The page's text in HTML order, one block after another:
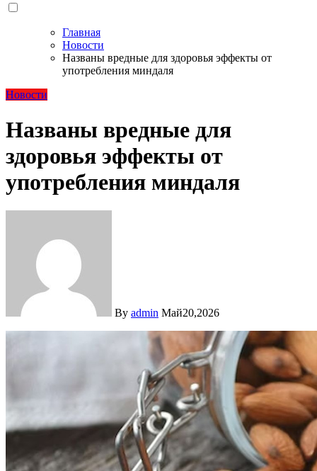
Главная
Новости
Названы вредные для здоровья эффекты от
употребления миндаля
Новости
Названы вредные для
здоровья эффекты от
употребления миндаля
By admin Май20,2026